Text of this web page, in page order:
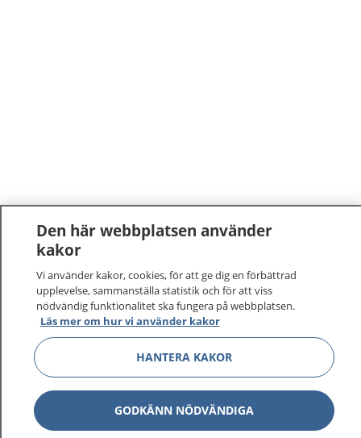
Den här webbplatsen använder
kakor
Vi använder kakor, cookies, för att ge dig en förbättrad
upplevelse, sammanställa statistik och för att viss
nödvändig funktionalitet ska fungera på webbplatsen.
Läs mer om hur vi använder kakor
HANTERA KAKOR
GODKÄNN NÖDVÄNDIGA